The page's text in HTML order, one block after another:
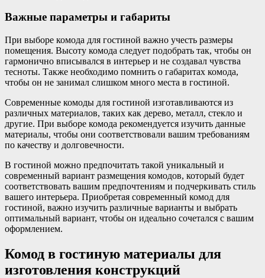
Важные параметры и габариты
При выборе комода для гостиной важно учесть размеры
помещения. Высоту комода следует подобрать так, чтобы он
гармонично вписывался в интерьер и не создавал чувства
тесноты. Также необходимо помнить о габаритах комода,
чтобы он не занимал слишком много места в гостиной.
Современные комоды для гостиной изготавливаются из
различных материалов, таких как дерево, металл, стекло и
другие. При выборе комода рекомендуется изучить данные
материалы, чтобы они соответствовали вашим требованиям
по качеству и долговечности.
В гостиной можно предпочитать такой уникальный и
современный вариант размещения комодов, который будет
соответствовать вашим предпочтениям и подчеркивать стиль
вашего интерьера. Приобретая современный комод для
гостиной, важно изучить различные варианты и выбрать
оптимальный вариант, чтобы он идеально сочетался с вашим
оформлением.
Комод в гостиную материалы для
изготовления конструкций